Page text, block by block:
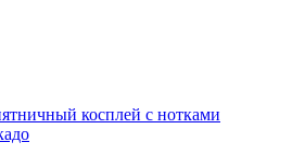
косплей с нотками